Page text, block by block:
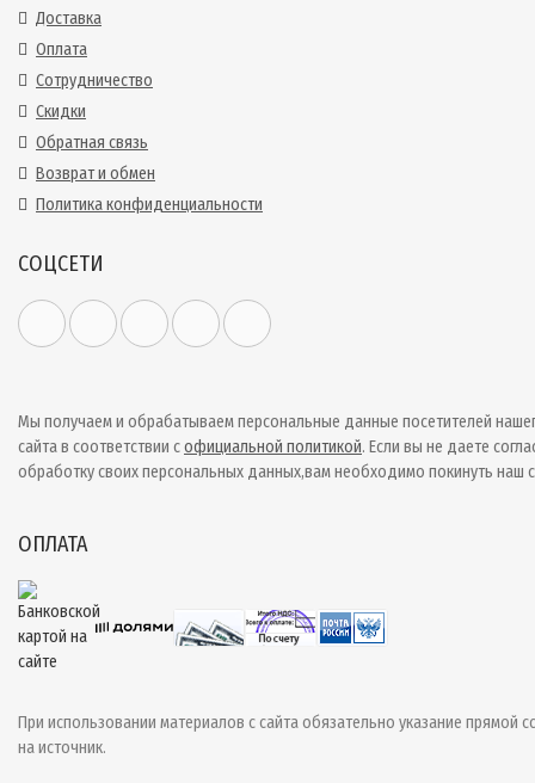
Доставка
Оплата
Сотрудничество
Скидки
Обратная связь
Возврат и обмен
Политика конфиденциальности
СОЦСЕТИ
Мы получаем и обрабатываем персональные данные посетителей
сайта в соответствии софициальной политикой. Если вы не даете
обработку своих персональных данных,вам необходимо покинуть наш
ОПЛАТА
При использовании материалов с сайта обязательно указание прямой
на источник.